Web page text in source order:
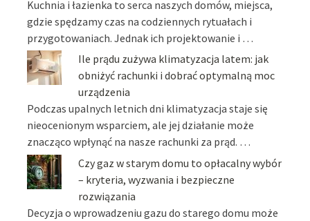
Kuchnia i łazienka to serca naszych domów, miejsca,
gdzie spędzamy czas na codziennych rytuałach i
przygotowaniach. Jednak ich projektowanie i …
Ile prądu zużywa klimatyzacja latem: jak
obniżyć rachunki i dobrać optymalną moc
urządzenia
Podczas upalnych letnich dni klimatyzacja staje się
nieocenionym wsparciem, ale jej działanie może
znacząco wpłynąć na nasze rachunki za prąd. …
Czy gaz w starym domu to opłacalny wybór
– kryteria, wyzwania i bezpieczne
rozwiązania
Decyzja o wprowadzeniu gazu do starego domu może